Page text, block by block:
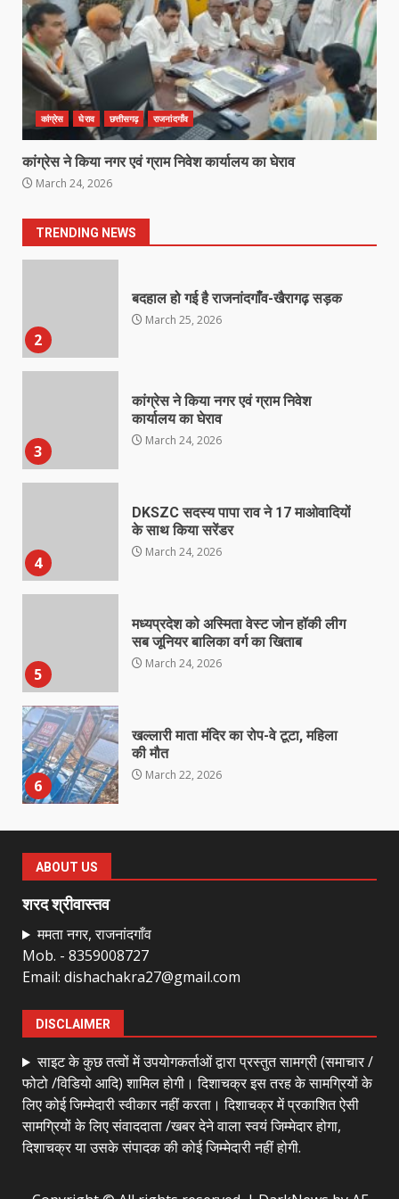
कांग्रेस घेराव छत्तीसगढ़ राजनांदगाँव
कांग्रेस ने किया नगर एवं ग्राम निवेश कार्यालय का घेराव
March 24, 2026
TRENDING NEWS
6
7
राष्ट्रीय पवार क्षत्रिय महासभा भारत की
सामान्य सभा डोंगरगढ़ में कल
March 21, 2026
1
March 25, 2026
2
बदहाल हो गई है राजनांदगाँव-खैरागढ़ सड़क
March 25, 2026
3
कांग्रेस ने किया नगर एवं ग्राम निवेश
कार्यालय का घेराव
March 24, 2026
4
DKSZC सदस्य पापा राव ने 17 माओवादियों
के साथ किया सरेंडर
March 24, 2026
5
मध्यप्रदेश को अस्मिता वेस्ट जोन हॉकी लीग
सब जूनियर बालिका वर्ग का खिताब
March 24, 2026
6
खल्लारी माता मंदिर का रोप-वे टूटा, महिला
की मौत
March 22, 2026
7
1
नाबालिक के प्रसव मामले में फरार आरोपी के
संबंध में इनाम की उद्घोषना
2
बदहाल हो गई है राजनांदगाँव-खैरागढ़ सड़क
March 25, 2026
ABOUT US
शरद श्रीवास्तव
ममता नगर, राजनांदगाँव
Mob. - 8359008727
Email: dishachakra27@gmail.com
DISCLAIMER
साइट के कुछ तत्वों में उपयोगकर्ताओं द्वारा प्रस्तुत सामग्री (समाचार /
फोटो /विडियो आदि) शामिल होगी। दिशाचक्र इस तरह के सामग्रियों के
लिए कोई जिम्मेदारी स्वीकार नहीं करता। दिशाचक्र में प्रकाशित ऐसी
सामग्रियों के लिए संवाददाता /खबर देने वाला स्वयं जिम्मेदार होगा,
दिशाचक्र या उसके संपादक की कोई जिम्मेदारी नहीं होगी.